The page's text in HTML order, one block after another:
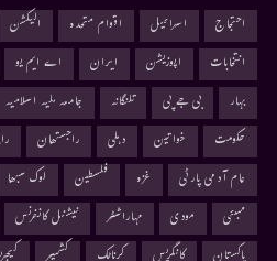
احتجاج اسرائیل اقوام متحدہ الیکشن
انتخابات
اپوزیشن ایران اے ایم یو
بہار
بی جے پی تلنگانہ جامعہ ملیہ اسلامیہ
حکومت
خواتین دہلی راجستھان
عام آدمی پارٹی
غزہ فلسطین لوک سبھا
ممبئی
مودی مہاراشٹر نیشنل کانفرنس